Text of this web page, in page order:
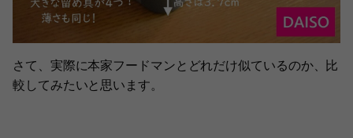
さて、実際に本家フードマンとどれだけ似ているのか、比
較してみたいと思います。